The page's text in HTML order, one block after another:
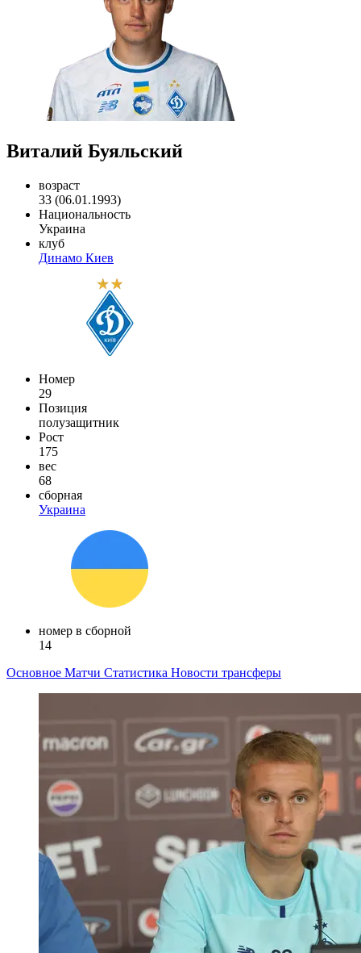
Виталий Буяльский
возраст
33 (06.01.1993)
Национальность
Украина
клуб
Динамо Киев
Номер
29
Позиция
полузащитник
Рост
175
вес
68
сборная
Украина
номер в сборной
14
Основное Матчи Статистика Новости трансферы